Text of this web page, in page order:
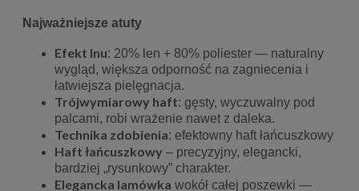
Najważniejsze atuty
Efekt lnu: 20% len + 80% poliester — naturalny
wygląd, większa odporność na zagniecenia i
łatwiejsza pielęgnacja.
Trójwymiarowy haft: gęsty, wyczuwalny pod
palcami, robi wrażenie nawet z daleka.
Technika zdobienia: efektowny haft łańcuszkowy
Haft łańcuszkowy – precyzyjny, elegancki,
bardziej „rysunkowy” charakter.
Elegancka lamówka wokół całej poszewki —